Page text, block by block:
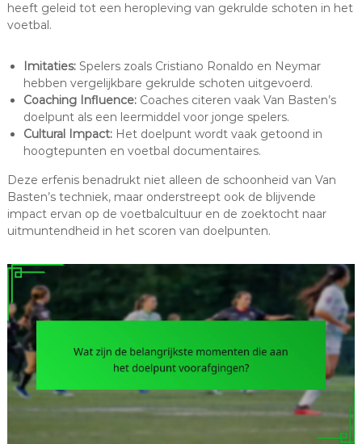
heeft geleid tot een heropleving van gekrulde schoten in het
voetbal.
Imitaties:Spelers zoals Cristiano Ronaldo en Neymar
hebben vergelijkbare gekrulde schoten uitgevoerd.
Coaching Influence:Coaches citeren vaak Van Basten’s
doelpunt als een leermiddel voor jonge spelers.
Cultural Impact:Het doelpunt wordt vaak getoond in
hoogtepunten en voetbal documentaires.
Deze erfenis benadrukt niet alleen de schoonheid van Van
Basten’s techniek, maar onderstreept ook de blijvende
impact ervan op de voetbalcultuur en de zoektocht naar
uitmuntendheid in het scoren van doelpunten.